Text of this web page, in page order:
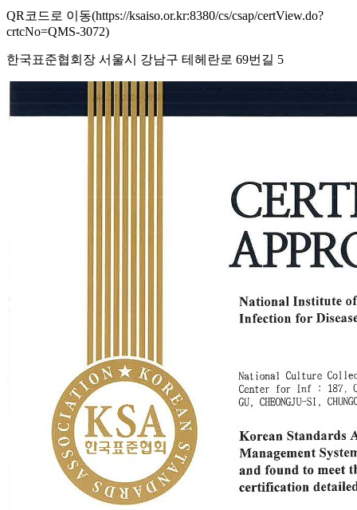
QR코드로 이동(https://ksaiso.or.kr:8380/cs/csap/certView.do?
crtcNo=QMS-3072)
한국표준협회장 서울시 강남구 테헤란로 69번길 5